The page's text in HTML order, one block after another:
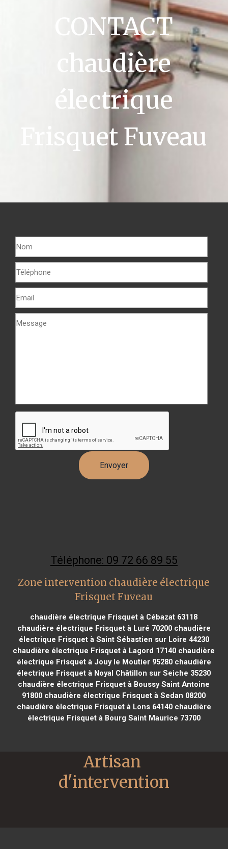
CONTACT
chaudière
électrique
Frisquet Fuveau
Téléphone: 09 72 66 89 55
Zone intervention chaudière électrique
Frisquet Fuveau
chaudière électrique Frisquet à Cébazat 63118
chaudière électrique Frisquet à Luré 70200chaudière
électrique Frisquet à Saint Sébastien sur Loire 44230
chaudière électrique Frisquet à Lagord 17140 chaudière
électrique Frisquet à Jouy le Moutier 95280chaudière
électrique Frisquet à Noyal Châtillon sur Seiche 35230
chaudière électrique Frisquet à Boussy Saint Antoine
91800 chaudière électrique Frisquet à Sedan 08200
chaudière électrique Frisquet à Lons 64140chaudière
électrique Frisquet à Bourg Saint Maurice 73700
Artisan
d'intervention